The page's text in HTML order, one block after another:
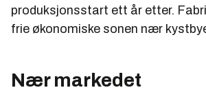
produksjonsstart ett år etter.
frie økonomiske sonen nær
Nær markedet